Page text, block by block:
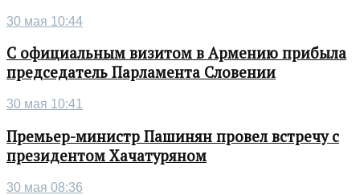
30 мая 10:44
С официальным визитом в Армению прибыла
председатель Парламента Словении
30 мая 10:41
Премьер-министр Пашинян провел встречу с
президентом Хачатуряном
30 мая 08:36